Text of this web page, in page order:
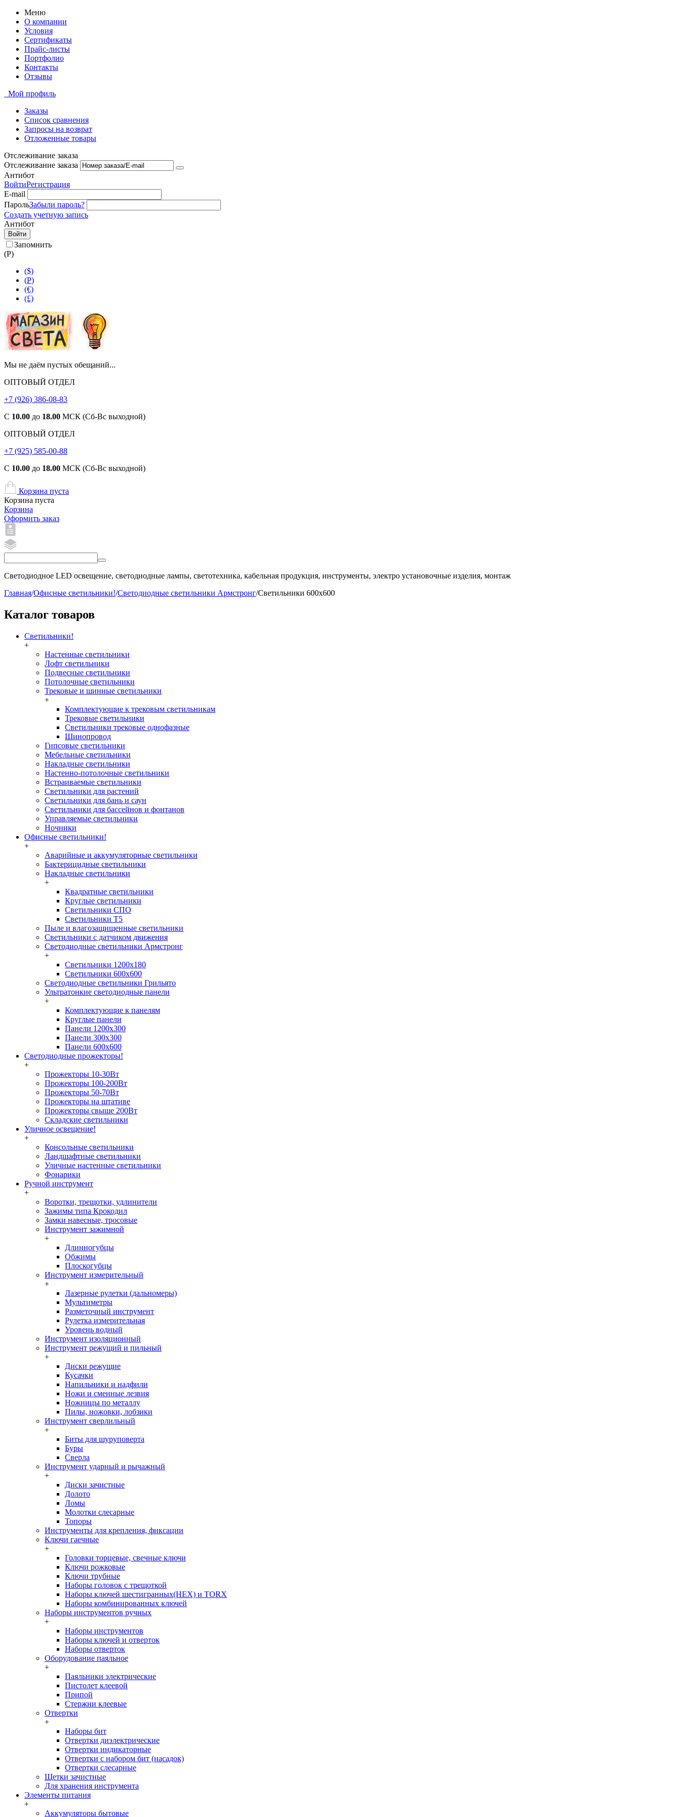
Меню
О компании
Условия
Сертификаты
Прайс-листы
Портфолио
Контакты
Отзывы
Мой профиль
Заказы
Список сравнения
Запросы на возврат
Отложенные товары
Отслеживание заказа
Отслеживание заказа
Антибот
ВойтиРегистрация
E-mail
ПарольЗабыли пароль?
Создать учетную запись
Антибот
Войти
Запомнить
(Р)
($)
(Р)
(€)
(£)
Мы не даём пустых обещаний...
ОПТОВЫЙ ОТДЕЛ
+7 (926) 386-08-83
С 10.00 до 18.00 МСК (Сб-Вс выходной)
ОПТОВЫЙ ОТДЕЛ
+7 (925) 585-00-88
С 10.00 до 18.00 МСК (Сб-Вс выходной)
Корзина пуста
Корзина пуста
Корзина
Оформить заказ
Светодиодное LED освещение, светодиодные лампы, светотехника, кабельная продукция, инструменты, электро установочные изделия, монтаж
Главная/Офисные светильники!/Светодиодные светильники Армстронг/Светильники 600х600
Каталог товаров
Светильники!
+
Настенные светильники
Лофт светильники
Подвесные светильники
Потолочные светильники
Трековые и шинные светильники
+
Комплектующие к трековым светильникам
Трековые светильники
Светильники трековые однофазные
Шинопровод
Гипсовые светильники
Мебельные светильники
Накладные светильники
Настенно-потолочные светильники
Встраиваемые светильники
Светильники для растений
Светильники для бань и саун
Светильники для бассейнов и фонтанов
Управляемые светильники
Ночники
Офисные светильники!
+
Аварийные и аккумуляторные светильники
Бактерицидные светильники
Накладные светильники
+
Квадратные светильники
Круглые светильники
Светильники СПО
Светильники Т5
Пыле и влагозащищенные светильники
Светильники с датчиком движения
Светодиодные светильники Армстронг
+
Светильники 1200х180
Светильники 600х600
Светодиодные светильники Грильято
Ультратонкие светодиодные панели
+
Комплектующие к панелям
Круглые панели
Панели 1200х300
Панели 300х300
Панели 600х600
Светодиодные прожекторы!
+
Прожекторы 10-30Вт
Прожекторы 100-200Вт
Прожекторы 50-70Вт
Прожекторы на штативе
Прожекторы свыше 200Вт
Складские светильники
Уличное освещение!
+
Консольные светильники
Ландшафтные светильники
Уличные настенные светильники
Фонарики
Ручной инструмент
+
Воротки, трещотки, удлинители
Зажимы типа Крокодил
Замки навесные, тросовые
Инструмент зажимной
+
Длинногубцы
Обжимы
Плоскогубцы
Инструмент измерительный
+
Лазерные рулетки (дальномеры)
Мультиметры
Разметочный инструмент
Рулетка измерительная
Уровень водный
Инструмент изоляционный
Инструмент режущий и пильный
+
Диски режущие
Кусачки
Напильники и надфили
Ножи и сменные лезвия
Ножницы по металлу
Пилы, ножовки, лобзики
Инструмент сверлильный
+
Биты для шуруповерта
Буры
Сверла
Инструмент ударный и рычажный
+
Диски зачистные
Долото
Ломы
Молотки слесарные
Топоры
Инструменты для крепления, фиксации
Ключи гаечные
+
Головки торцевые, свечные ключи
Ключи рожковые
Ключи трубные
Наборы головок c трещоткой
Наборы ключей шестигранных(HEX) и TORX
Наборы комбинированных ключей
Наборы инструментов ручных
+
Наборы инструментов
Наборы ключей и отверток
Наборы отверток
Оборудование паяльное
+
Паяльники электрические
Пистолет клеевой
Припой
Стержни клеевые
Отвертки
+
Наборы бит
Отвертки диэлектрические
Отвертки индикаторные
Отвертки с набором бит (насадок)
Отвертки слесарные
Щетки зачистные
Для хранения инструмента
Элементы питания
+
Аккумуляторы бытовые